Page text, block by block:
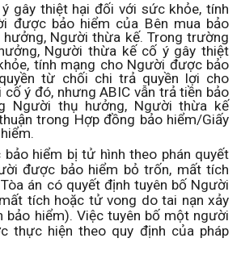
gây thiệt hại đối với sức khỏe, tính
được bảo hiểm của Bên mua bảo
Người thừa kế. Trong trường
Người thừa kế cố ý gây thiệt
tính mạng cho Người được bảo
từ chối chi trả quyền lợi cho
ý đó, nhưng ABIC vẫn trả tiền bảo
Người thụ hưởng, Người thừa kế
trong Hợp đồng bảo hiểm/Giấy
hiểm bị tử hình theo phán quyết
được bảo hiểm bỏ trốn, mất tích
án có quyết định tuyên bố Người
tích hoặc tử vong do tai nạn xảy
bảo hiểm). Việc tuyên bố một người
thực hiện theo quy định của pháp